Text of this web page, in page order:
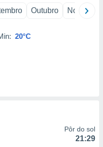
Outubro Novembro
20°C
Pôr do sol
21:29